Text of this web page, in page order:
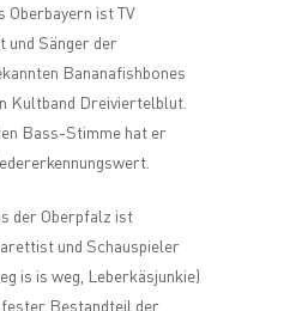
Oberbayern ist TV
und Sänger der
Bananafishbones
Kultband Dreiviertelblut.
Bass-Stimme hat er
der Oberpfalz ist
und Schauspieler
is is weg, Leberkäsjunkie)
fester Bestandteil der